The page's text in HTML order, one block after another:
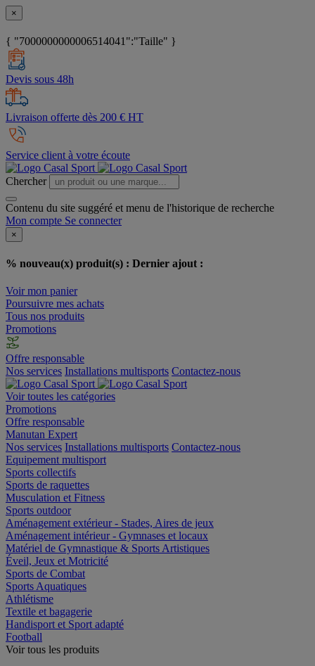
×
{ "7000000000006514041":"Taille" }
Devis sous 48h
Livraison offerte dès 200 € HT
Service client à votre écoute
Chercher
Contenu du site suggéré et menu de l'historique de recherche
Mon compte Se connecter
×
% nouveau(x) produit(s) : Dernier ajout :
Voir mon panier
Poursuivre mes achats
Tous nos produits
Promotions
Offre responsable
Nos services Installations multisports Contactez-nous
Voir toutes les catégories
Promotions
Offre responsable
Manutan Expert
Nos services Installations multisports Contactez-nous
Equipement multisport
Sports collectifs
Sports de raquettes
Musculation et Fitness
Sports outdoor
Aménagement extérieur - Stades, Aires de jeux
Aménagement intérieur - Gymnases et locaux
Matériel de Gymnastique & Sports Artistiques
Éveil, Jeux et Motricité
Sports de Combat
Sports Aquatiques
Athlétisme
Textile et bagagerie
Handisport et Sport adapté
Football
Voir tous les produits